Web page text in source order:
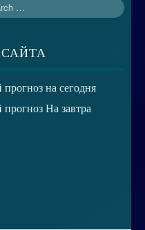
на сегодня
На завтра